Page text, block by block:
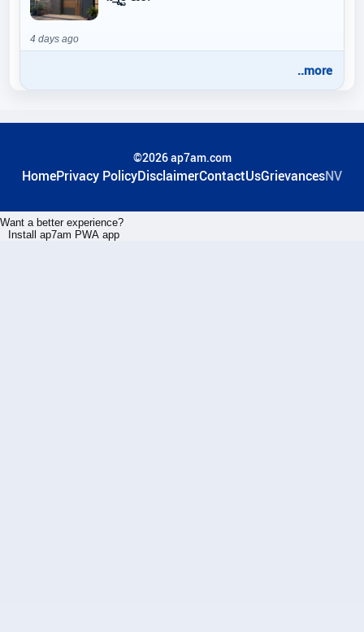
4 days ago
..more
©2026 ap7am.com
HomePrivacy PolicyDisclaimerContactUsGrievancesNV
Want a better experience?
Install ap7am PWA app